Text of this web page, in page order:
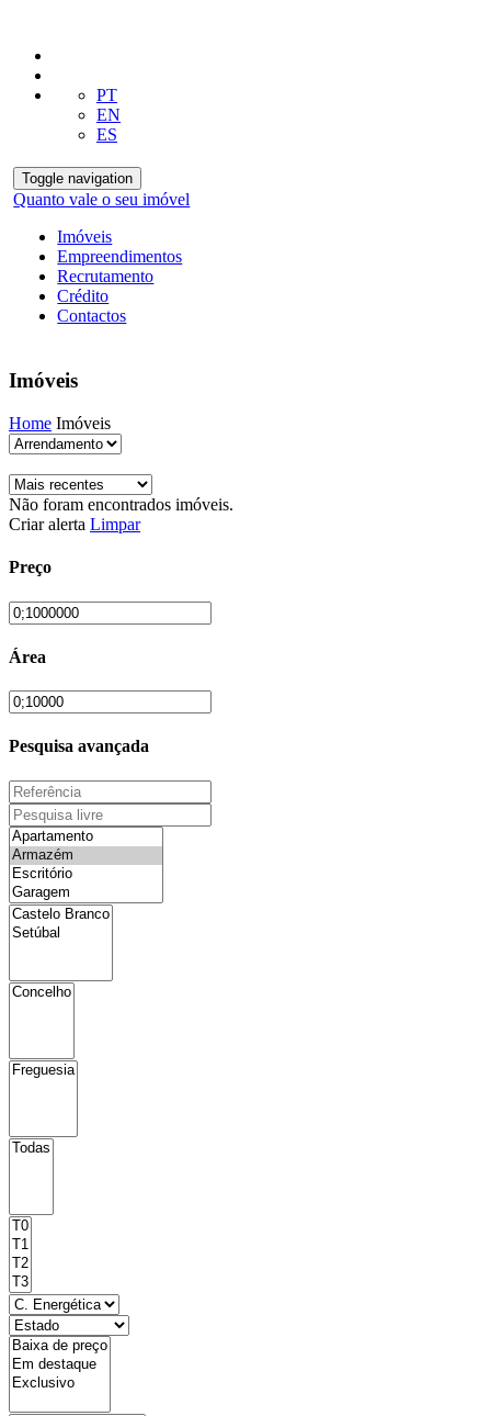
PT
EN
ES
Toggle navigation
Quanto vale o seu imóvel
Imóveis
Empreendimentos
Recrutamento
Crédito
Contactos
Imóveis
Home Imóveis
Não foram encontrados imóveis.
Criar alerta Limpar
Preço
Área
Pesquisa avançada